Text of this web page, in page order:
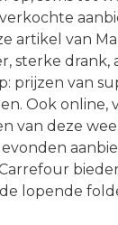
artikel van
sterke drank,
prijzen van
Ook online,
van deze
lopende